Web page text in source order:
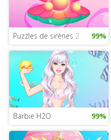
Puzzles de sirènes 2 99%
Barbie H2O 99%